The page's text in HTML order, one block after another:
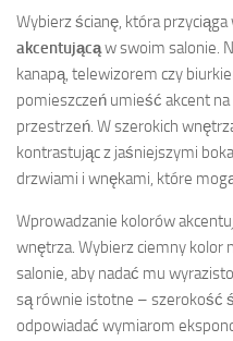
Wybierz ścianę, która
akcentującąw swoim salonie.
kanapą, telewizorem czy
pomieszczeń umieść akcent
przestrzeń. W szerokich
kontrastując z jaśniejszymi
drzwiami i wnękami, które
Wprowadzanie kolorów
wnętrza. Wybierz ciemny kolor
salonie, aby nadać mu
są równie istotne – szerokość
odpowiadać wymiarom